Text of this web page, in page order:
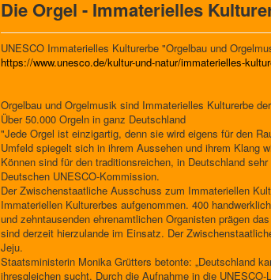
Die Orgel - Immaterielles
UNESCO Immaterielles Kulturerbe "Orgelbau und
https://www.unesco.de/kultur-und-natur/immaterielles-
Orgelbau und Orgelmusik sind Immaterielles Kulturerbe
Über 50.000 Orgeln in ganz Deutschland
"Jede Orgel ist einzigartig, denn sie wird eigens für den
Umfeld spiegelt sich in ihrem Aussehen und ihrem Klang
Können sind für den traditionsreichen, in Deutschland
Deutschen UNESCO-Kommission.
Der Zwischenstaatliche Ausschuss zum Immateriellen
Immateriellen Kulturerbes aufgenommen. 400
und zehntausenden ehrenamtlichen Organisten prägen
sind derzeit hierzulande im Einsatz. Der
Jeju.
Staatsministerin Monika Grütters betonte: „Deutschland
ihresgleichen sucht. Durch die Aufnahme in die